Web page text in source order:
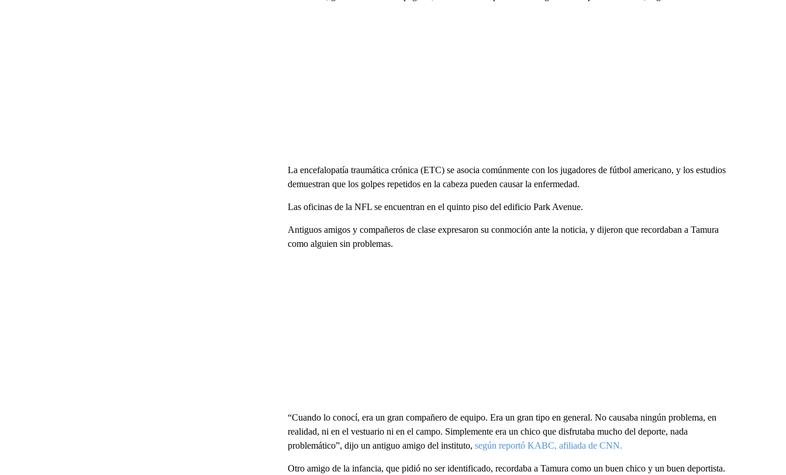
La encefalopatía traumática crónica (ETC) se asocia comúnmente con los jugadores de fútbol americano, y los estudios
demuestran que los golpes repetidos en la cabeza pueden causar la enfermedad.
Las oficinas de la NFL se encuentran en el quinto piso del edificio Park Avenue.
Antiguos amigos y compañeros de clase expresaron su conmoción ante la noticia, y dijeron que recordaban a Tamura
como alguien sin problemas.
“Cuando lo conocí, era un gran compañero de equipo. Era un gran tipo en general. No causaba ningún problema, en
realidad, ni en el vestuario ni en el campo. Simplemente era un chico que disfrutaba mucho del deporte, nada
problemático”, dijo un antiguo amigo del instituto, según reportó KABC, afiliada de CNN.
Otro amigo de la infancia, que pidió no ser identificado, recordaba a Tamura como un buen chico y un buen deportista.